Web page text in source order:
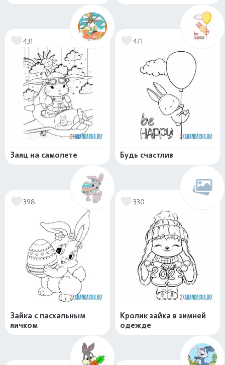
431
Заяц на самолете
471
Будь счастлив
398
Зайка с пасхальным
яичком
330
Кролик зайка в зимней
одежде